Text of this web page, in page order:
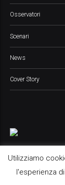
Osservatori
Scenari
News
Cover Story
Utilizziamo
l'esperienza